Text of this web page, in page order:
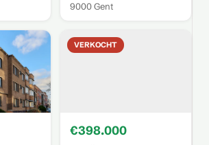
9000 Gent
VERKOCHT
€398.000